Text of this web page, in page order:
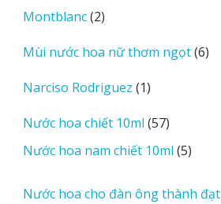
Montblanc 22
phẩm
Mùi nước hoa nữ thơm ngọt 66
Narciso Rodriguez 11
phẩm
Nước hoa chiết 10ml 5757
sản
phẩm
Nước hoa nam chiết 10ml 55
phẩm
Nước hoa cho đàn ông thành đạt